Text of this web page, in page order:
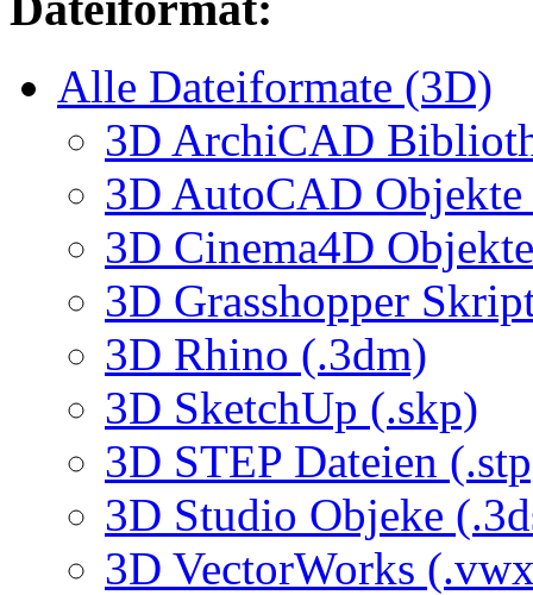
Alle Dateiformate (3D)
3D ArchiCAD
3D AutoCAD
3D Cinema4D
3D Grasshopper
3D Rhino (.3dm)
3D SketchUp (.skp)
3D STEP Dateien
3D Studio Objeke
3D VectorWorks